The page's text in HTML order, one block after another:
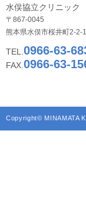
水俣協立クリニック
〒867-0045
熊本県水俣市桜井町2-2-
TEL. 0966-63-
FAX. 0966-63-
Copyright© MINAMATA